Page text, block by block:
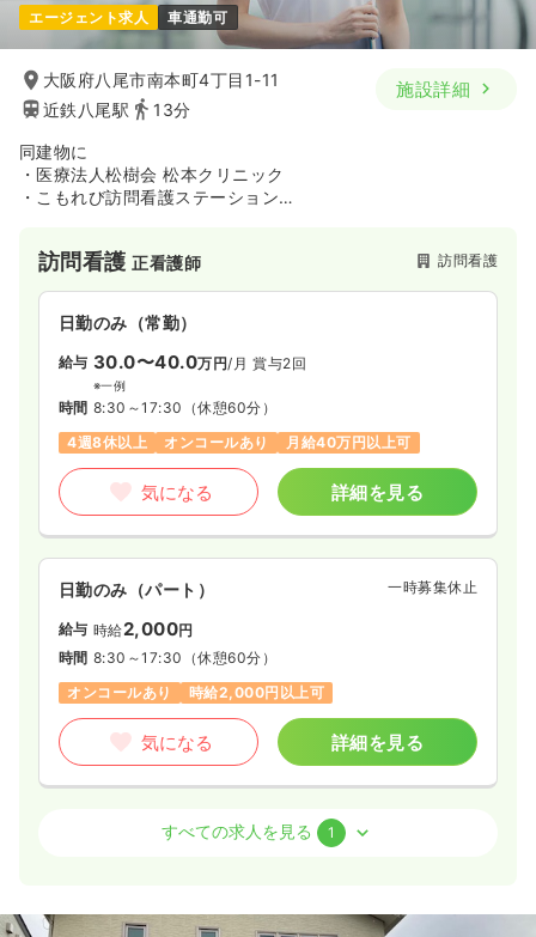
エージェント求人 車通勤可
大阪府八尾市南本町4丁目1-11
近鉄八尾駅
13分
施設詳細
同建物に
・医療法人松樹会 松本クリニック
・こもれび訪問看護ステーション
を併設しており、様々な専門職がダイレクトに情報共有を行え
る事が魅力です。
訪問看護正看護師 訪問看護
日勤のみ（常勤）
給与 30.0〜40.0万円/月 賞与2回
※一例
時間 8:30～17:30 （休憩60分）
4週8休以上
オンコールあり 月給40万円以上可
気になる 詳細を見る
日勤のみ（パート） 一時募集休止
給与 時給2,000円
時間 8:30～17:30 （休憩60分）
オンコールあり
時給2,000円以上可
気になる 詳細を見る
正・准看護師
給与 33.5万円〜 /月 賞与1ヶ月
すべての求人を見る 1